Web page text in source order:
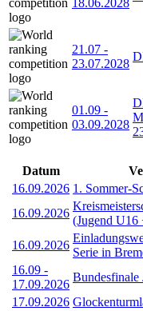
21.07 -
23.07.2028
01.09 -
03.09.2028
Datum
16.09.2026 1. Sommer-
16.09.2026
(Jugend U16
16.09.2026
Serie in
16.09 -
17.09.2026
Bundesfinale
17.09.2026